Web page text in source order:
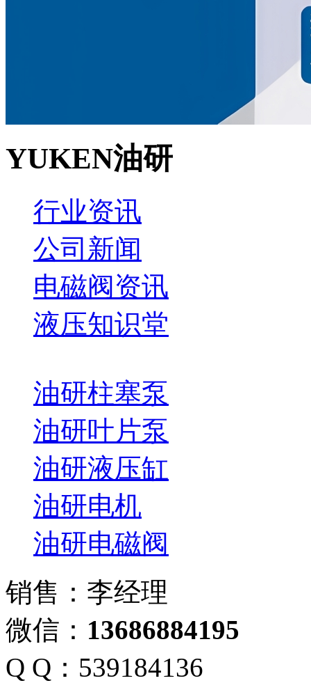
YUKEN油研
行业资讯
公司新闻
电磁阀资讯
液压知识堂
油研柱塞泵
油研叶片泵
油研液压缸
油研电机
油研电磁阀
销售：李经理
微信： 13686884195
Q Q：539184136